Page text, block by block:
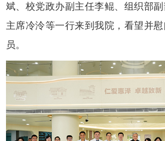
斌、校党政办副主任李鲲、组织部
主席冷泠等一行来到我院，看望并
员。